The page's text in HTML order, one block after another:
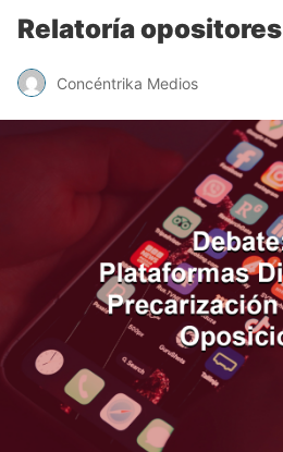
Relatoría opositores
Concéntrika Medios